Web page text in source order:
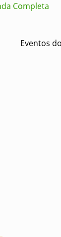
Completa
Eventos